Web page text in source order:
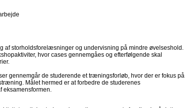
af storholdsforelæsninger og undervisning på mindre øvelseshold.
hvor cases gennemgåes og efterfølgende skal
gennemgår de studerende et træningsforløb, hvor der er fokus på
Målet hermed er at forbedre de studerenes
eksamensformen.